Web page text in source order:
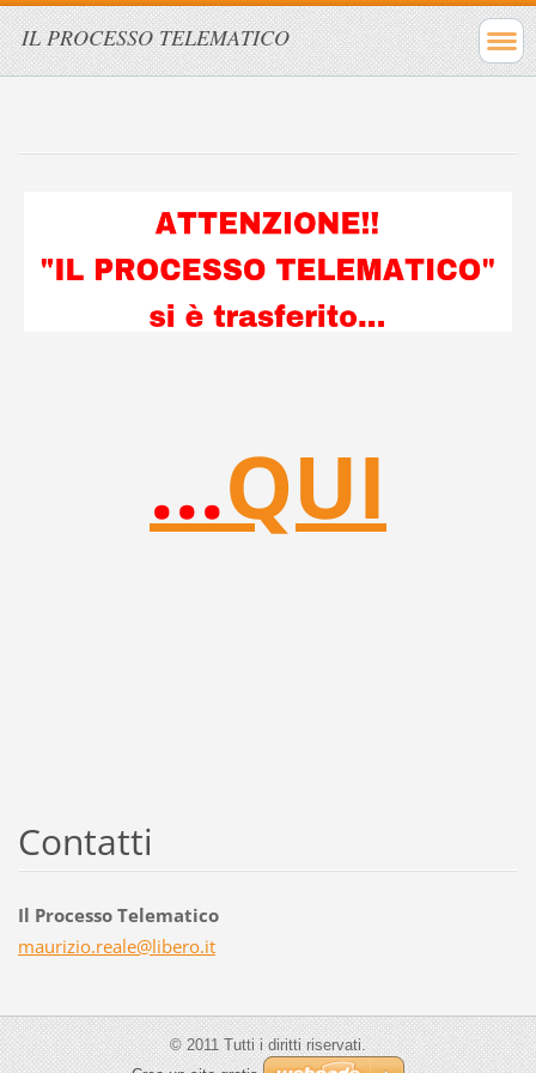
IL PROCESSO TELEMATICO
...QUI
Contatti
Il Processo Telematico
maurizio.reale@libero.it
© 2011 Tutti i diritti riservati.